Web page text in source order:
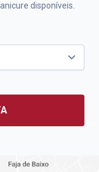
disponíveis.